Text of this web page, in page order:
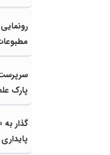
سرپرست
پارک
گذار